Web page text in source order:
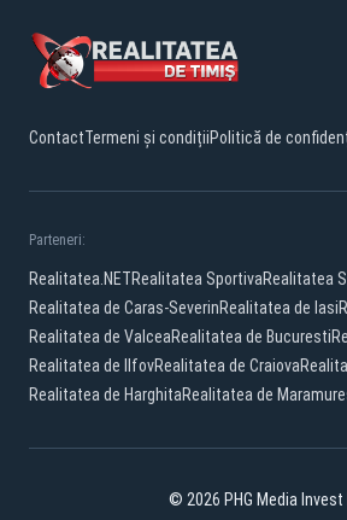
ContactTermeni și condițiiPolitică de
Parteneri:
Realitatea.NETRealitatea SportivaRealitatea
Realitatea de Caras-SeverinRealitatea de Iasi
Realitatea de ValceaRealitatea de Bucuresti
Realitatea de IlfovRealitatea de Craiova
Realitatea de HarghitaRealitatea de
© 2026 PHG Media Invest